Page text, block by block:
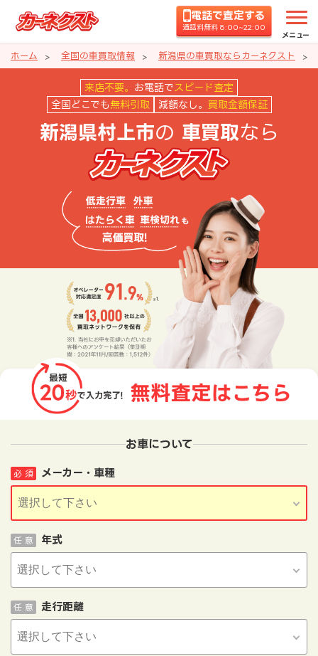
電話で査定する
通話料無料 8:00~22:00
メニュー
ホーム 全国の車買取情報 新潟県の車買取ならカーネクスト
新潟県村上市の車買取ならカー
来店不要。 お電話で スピード査定
全国どこでも 無料引取 減額なし。 買取金額保証
新潟県村上市の 車買取なら
お車について
メーカー・車種
必 須
年式
任 意
走行距離
任 意